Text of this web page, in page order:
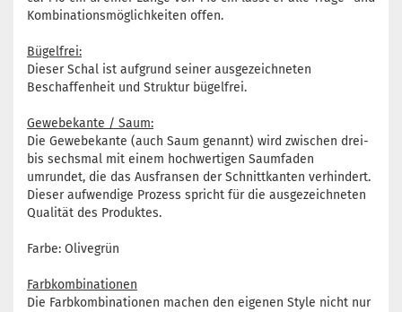
Kombinationsmöglichkeiten offen.
Bügelfrei:
Dieser Schal ist aufgrund seiner ausgezeichneten
Beschaffenheit und Struktur bügelfrei.
Gewebekante / Saum:
Die Gewebekante (auch Saum genannt) wird zwischen drei-
bis sechsmal mit einem hochwertigen Saumfaden
umrundet, die das Ausfransen der Schnittkanten verhindert.
Dieser aufwendige Prozess spricht für die ausgezeichneten
Qualität des Produktes.
Farbe: Olivegrün
Farbkombinationen
Die Farbkombinationen machen den eigenen Style nicht nur